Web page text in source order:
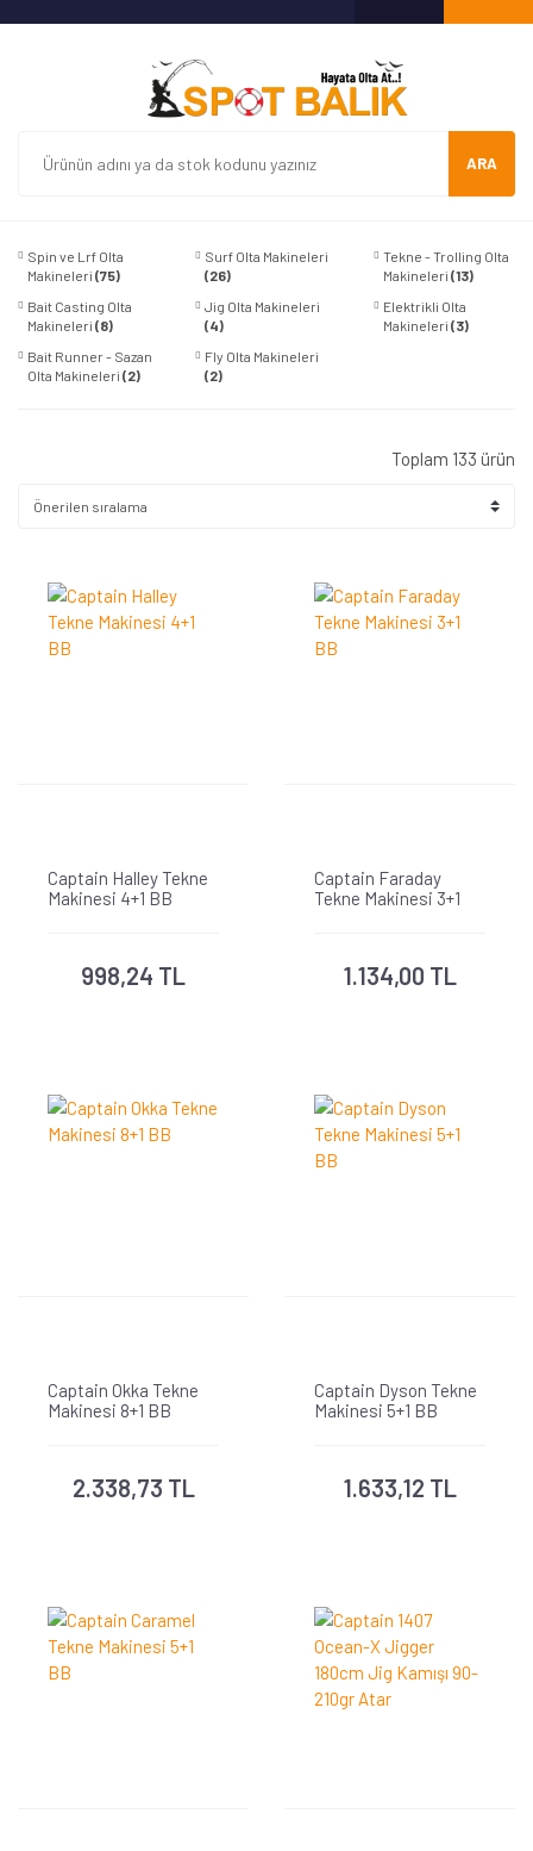
ARA
Spin ve Lrf Olta
Makineleri (75)
Surf Olta Makineleri
(26)
Tekne - Trolling Olta
Makineleri (13)
Bait Casting Olta
Makineleri (8)
Jig Olta Makineleri
(4)
Elektrikli Olta
Makineleri (3)
Bait Runner - Sazan
Olta Makineleri (2)
Fly Olta Makineleri
(2)
Toplam 133 ürün
Captain Halley Tekne
Makinesi 4+1 BB
998,24 TL
Captain Faraday
Tekne Makinesi 3+1
1.134,00 TL
Captain Okka Tekne
Makinesi 8+1 BB
2.338,73 TL
Captain Dyson Tekne
Makinesi 5+1 BB
1.633,12 TL